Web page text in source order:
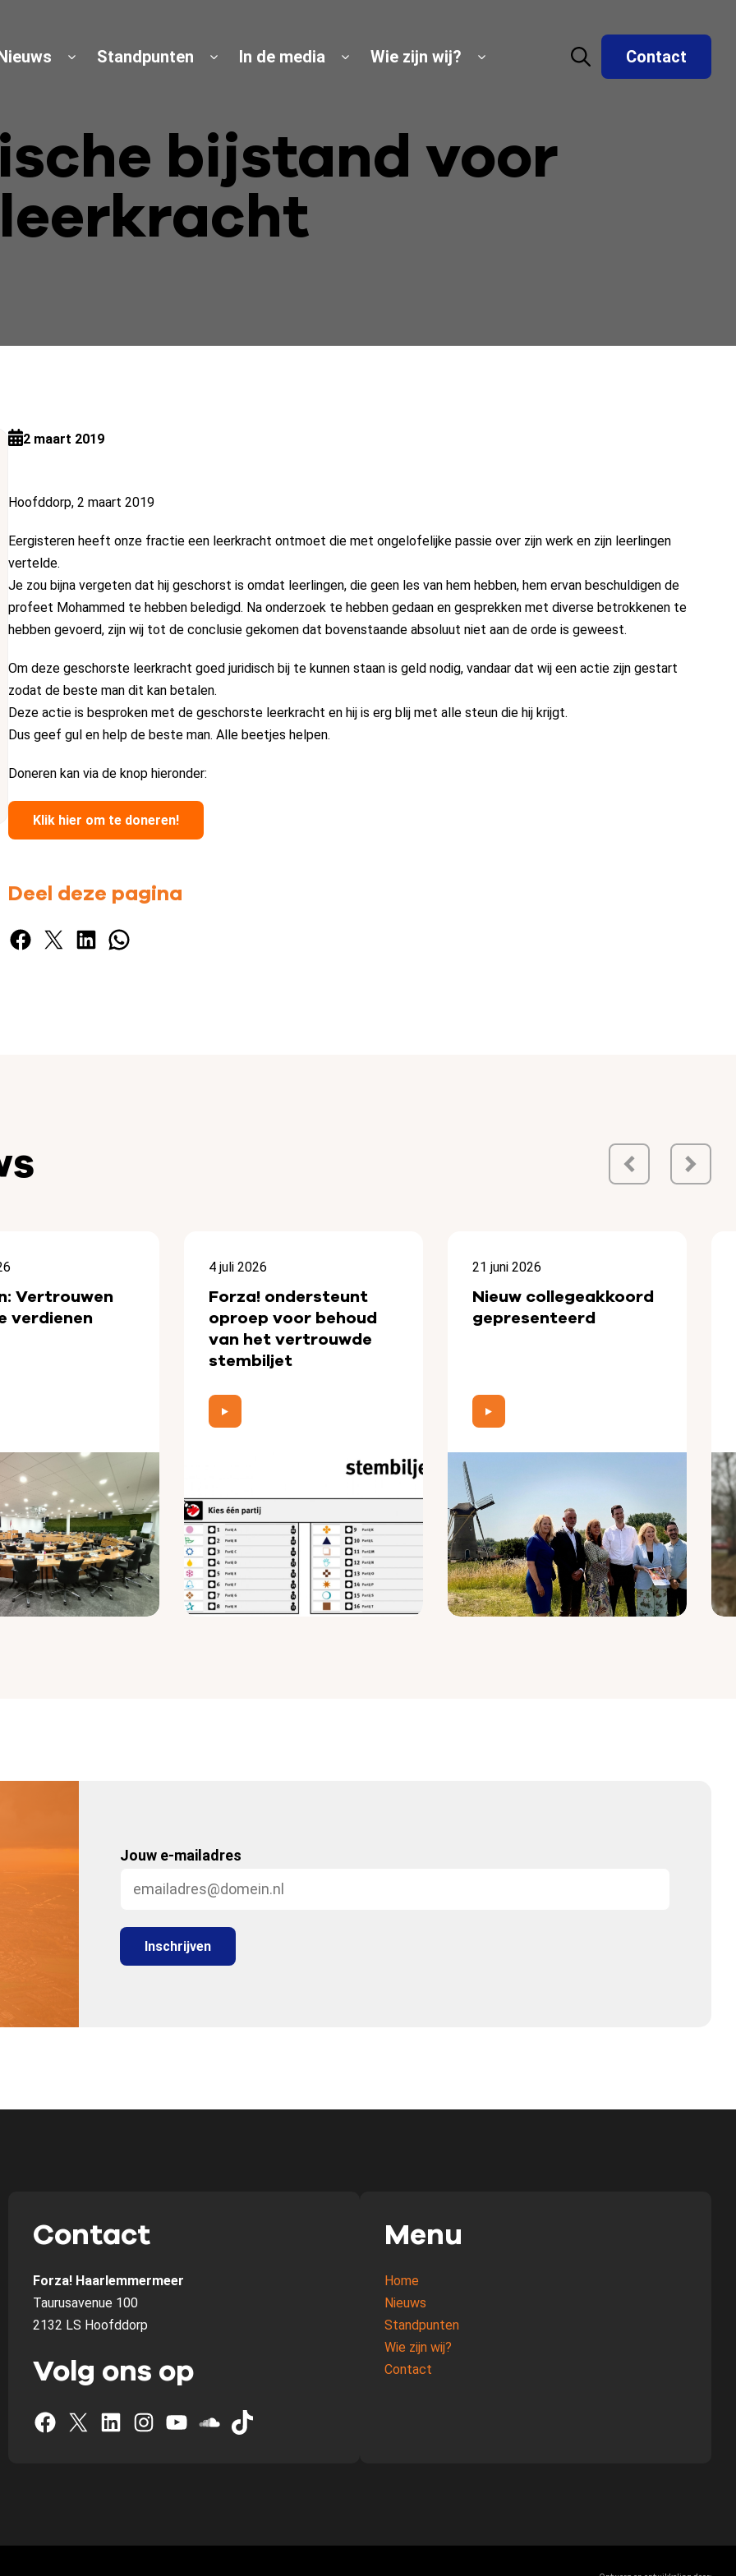
Nieuws Standpunten In de media Wie zijn wij? Contact
bijstand voor
2 maart 2019
Hoofddorp, 2 maart 2019
Eergisteren heeft onze fractie een leerkracht ontmoet die met ongelofelijke passie over zijn werk en zijn leerlingen
vertelde.
Je zou bijna vergeten dat hij geschorst is omdat leerlingen, die geen les van hem hebben, hem ervan beschuldigen de
profeet Mohammed te hebben beledigd. Na onderzoek te hebben gedaan en gesprekken met diverse betrokkenen te
hebben gevoerd, zijn wij tot de conclusie gekomen dat bovenstaande absoluut niet aan de orde is geweest.
Om deze geschorste leerkracht goed juridisch bij te kunnen staan is geld nodig, vandaar dat wij een actie zijn gestart
zodat de beste man dit kan betalen.
Deze actie is besproken met de geschorste leerkracht en hij is erg blij met alle steun die hij krijgt.
Dus geef gul en help de beste man. Alle beetjes helpen.
Doneren kan via de knop hieronder:
Klik hier om te doneren!
Deel deze pagina
Facebook X LinkedIn WhatsApp
Vertrouwen
verdienen
4 juli 2026
Forza! ondersteunt
oproep voor behoud
van het vertrouwde
stembiljet
21 juni 2026
Nieuw collegeakkoord
gepresenteerd
Jouw e-mailadres
Contact
Forza! Haarlemmermeer
Taurusavenue 100
2132 LS Hoofddorp
Volg ons op
Facebook X LinkedIn Instagram YouTube SoundCloud TikTok
Menu
Home
Nieuws
Standpunten
Wie zijn wij?
Contact